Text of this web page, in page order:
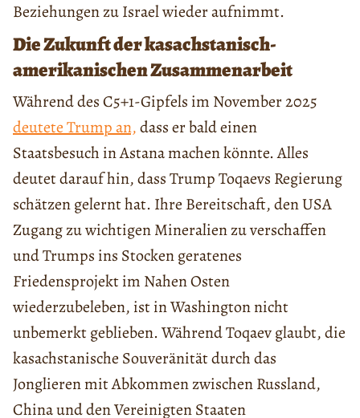
Beziehungen zu Israel wieder aufnimmt.
Die Zukunft der kasachstanisch-
amerikanischen Zusammenarbeit
Während des C5+1-Gipfels im November 2025
deutete Trump an,dass er bald einen
Staatsbesuch in Astana machen könnte. Alles
deutet darauf hin, dass Trump Toqaevs Regierung
schätzen gelernt hat. Ihre Bereitschaft, den USA
Zugang zu wichtigen Mineralien zu verschaffen
und Trumps ins Stocken geratenes
Friedensprojekt im Nahen Osten
wiederzubeleben, ist in Washington nicht
unbemerkt geblieben. Während Toqaev glaubt, die
kasachstanische Souveränität durch das
Jonglieren mit Abkommen zwischen Russland,
China und den Vereinigten Staaten